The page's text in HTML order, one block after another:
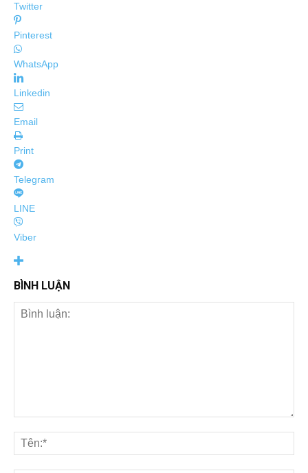
Twitter
Pinterest
WhatsApp
Linkedin
Email
Print
Telegram
LINE
Viber
BÌNH LUẬN